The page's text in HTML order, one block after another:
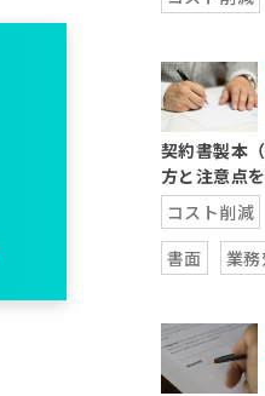
契約書製本
方と注意点
コスト削減
書面
業